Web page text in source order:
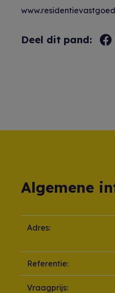
Deel dit pand:
Algemene
Adres:
Referentie:
Vraagprijs: